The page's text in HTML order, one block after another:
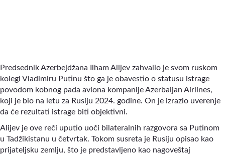
Predsednik Azerbejdžana Ilham Alijev zahvalio je svom ruskom
kolegi Vladimiru Putinu što ga je obavestio o statusu istrage
povodom kobnog pada aviona kompanije Azerbaijan Airlines,
koji je bio na letu za Rusiju 2024. godine. On je izrazio uverenje
da će rezultati istrage biti objektivni.
Alijev je ove reči uputio uoči bilateralnih razgovora sa Putinom
u Tadžikistanu u četvrtak. Tokom susreta je Rusiju opisao kao
prijateljsku zemlju, što je predstavljeno kao nagoveštaj